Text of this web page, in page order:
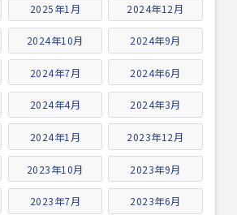
2025年1月 2024年12月
2024年10月 2024年9月
2024年7月 2024年6月
2024年4月 2024年3月
2024年1月 2023年12月
2023年10月 2023年9月
2023年7月 2023年6月